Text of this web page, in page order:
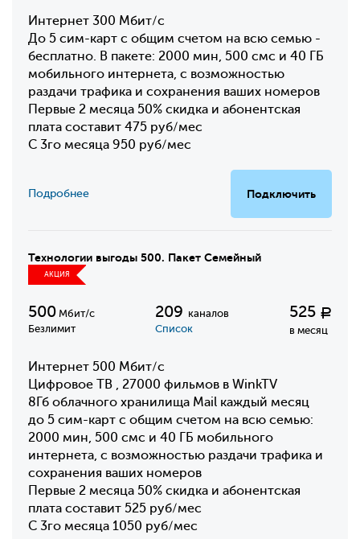
Интернет 300 Мбит/с
До 5 сим-карт с общим счетом на всю семью -
бесплатно. В пакете: 2000 мин, 500 смс и 40 ГБ
мобильного интернета, с возможностью
раздачи трафика и сохранения ваших номеров
Первые 2 месяца 50% скидка и абонентская
плата составит 475 руб/мес
С 3го месяца 950 руб/мес
Подключить
Подробнее
Технологии выгоды 500. Пакет Семейный
АКЦИЯ
500 Мбит/с
Безлимит
209 каналов
Список
525 Р
в месяц
Интернет 500 Мбит/с
Цифровое ТВ , 27000 фильмов в WinkTV
8Гб облачного хранилища Mail каждый месяц
до 5 сим-карт с общим счетом на всю семью:
2000 мин, 500 смс и 40 ГБ мобильного
интернета, с возможностью раздачи трафика и
сохранения ваших номеров
Первые 2 месяца 50% скидка и абонентская
плата составит 525 руб/мес
С 3го месяца 1050 руб/мес